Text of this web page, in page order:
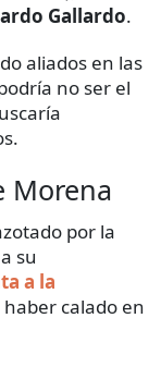
Gallardo.
aliados en las
no ser el
Morena
por la
su
a la
calado en